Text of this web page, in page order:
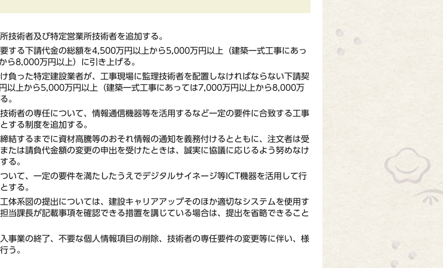
技術者及び特定営業所技術者を追加する。
する下請代金の総額を4,500万円以上から5,000万円以上（建築一式工事にあっ
ら8,000万円以上）に引き上げる。
負った特定建設業者が、工事現場に監理技術者を配置しなければならない下請契
以上から5,000万円以上（建築一式工事にあっては7,000万円以上から8,000万
。
術者の専任について、情報通信機器等を活用するなど一定の要件に合致する工事
する制度を追加する。
結するまでに資材高騰等のおそれ情報の通知を義務付けるとともに、注文者は受
たは請負代金額の変更の申出を受けたときは、誠実に協議に応じるよう努めなけ
る。
いて、一定の要件を満たしたうえでデジタルサイネージ等ICT機器を活用して行
する。
体系図の提出については、建設キャリアアップそのほか適切なシステムを使用す
当課長が記載事項を確認できる措置を講じている場合は、提出を省略できること
事業の終了、不要な個人情報項目の削除、技術者の専任要件の変更等に伴い、様
う。